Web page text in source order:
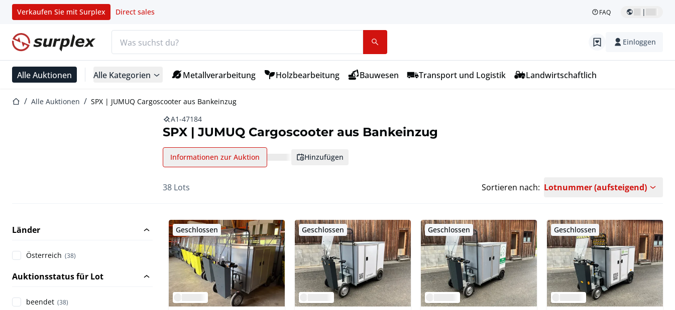
Verkaufen Sie mit Surplex Direct sales FAQ |
Startseite Einloggen
Alle Auktionen Alle Kategorien Metallverarbeitung Holzbearbeitung Bauwesen Transport und Logistik Landwirtschaftlich
StartseiteAlle Auktionen
SPX | JUMUQ Cargoscooter aus Bankeinzug
A1-47184
SPX | JUMUQ Cargoscooter aus Bankeinzug
hinzufügen
Informationen zur Auktion
38 Lots Sortieren nach: Lotnummer (aufsteigend)
Länder
Österreich (38)
Auktionsstatus für Lot
beendet (38)
Geschlossen Geschlossen Geschlossen Geschlossen